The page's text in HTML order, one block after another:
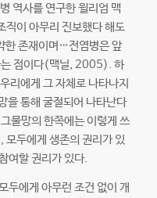
역사를 연구한 윌리엄 맥
직이 아무리 진보했다 해도
한 존재이며…전염병은 앞
는 점이다(맥닐, 2005). 하
리에게 그 자체로 나타나지
을 통해 굴절되어 나타난다
물망의 한쪽에는 이렇게 쓰
모두에게 생존의 권리가 있
여할 권리가 있다.
두에게 아무런 조건 없이 개